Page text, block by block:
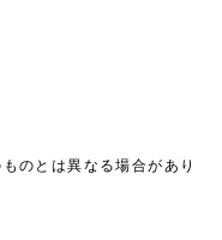
のとは異なる場合があり